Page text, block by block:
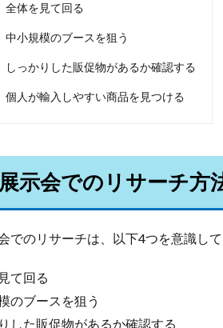
全体を見て回る
中小規模のブースを狙う
しっかりした販促物があるか確認する
個人が輸入しやすい商品を見つける
示会でのリサーチ方
でのリサーチは、以下4つを意識して
て回る
のブースを狙う
した販促物があるか確認する